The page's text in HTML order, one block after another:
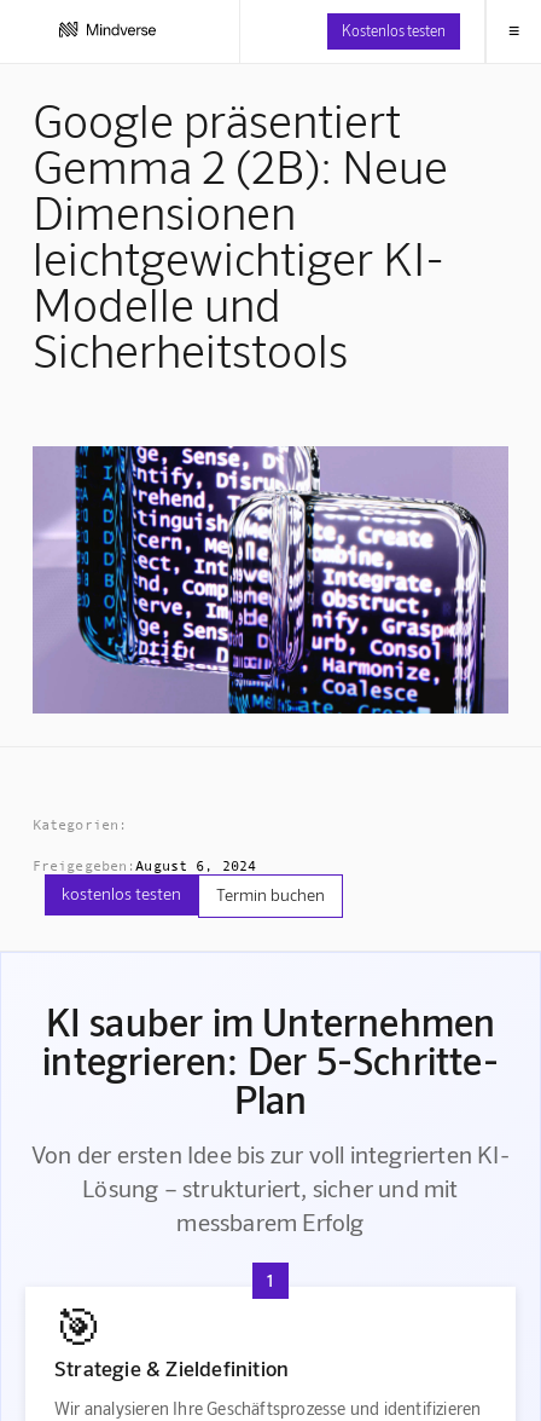
Kostenlos testen ≡
Google präsentiert
Gemma 2 (2B): Neue
Dimensionen
leichtgewichtiger KI-
Modelle und
Sicherheitstools
Kategorien:
Freigegeben:August 6, 2024
kostenlos testen Termin buchen
KI sauber im Unternehmen
integrieren: Der 5-Schritte-
Plan
Von der ersten Idee bis zur voll integrierten KI-
Lösung – strukturiert, sicher und mit
messbarem Erfolg
1
🎯
Strategie & Zieldefinition
Wir analysieren Ihre Geschäftsprozesse und identifizieren